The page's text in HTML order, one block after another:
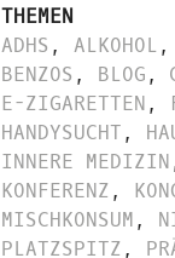
THEMEN
ADHS , ALKOHOL,
BENZOS , BLOG,
E-ZIGARETTEN,
HANDYSUCHT,
INNERE MEDIZIN
KONFERENZ,
MISCHKONSUM,
PLATZSPITZ,